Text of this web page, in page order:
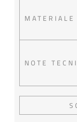
MATERIALE
NOTE